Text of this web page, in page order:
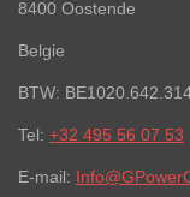
8400 Oostende
Belgie
BTW:
Tel: +32 495 56 07 53
E-mail: